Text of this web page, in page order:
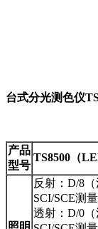
台式分光测色仪
产品
型号
TS8500（
反射：D/8
SCI/SCE测
透射：D/0（